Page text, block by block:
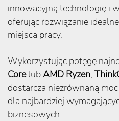
innowacyjną technologię i
oferując rozwiązanie
miejsca pracy.
Wykorzystując potęgę
CorelubAMD Ryzen,
dostarcza niezrównaną
dla najbardziej
biznesowych.